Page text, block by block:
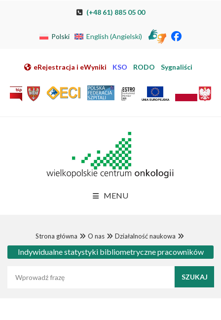
Przeskocz do nawigacji
Przejdź do mapy strony
Przejdź do elektronicznej rejestracji pacjenta
(+48 61) 885 05 00
Polski English (Angielski)
eRejestracja i eWyniki KSO RODO Sygnaliści
MENU
Strona główna O nas Działalność naukowa
Indywidualne statystyki bibliometryczne pracowników